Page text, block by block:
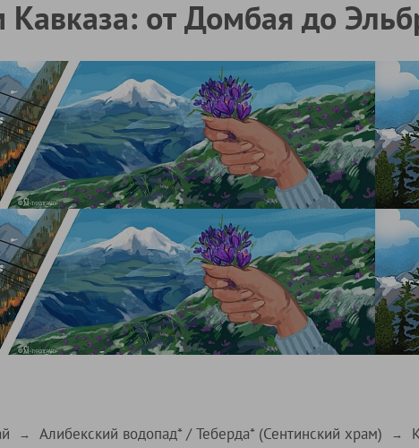
от Домбая до
→ Алибекский водопад* / Теберда* (Сентинский храм) →